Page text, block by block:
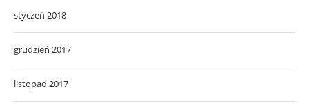
styczeń 2018
grudzień 2017
listopad 2017